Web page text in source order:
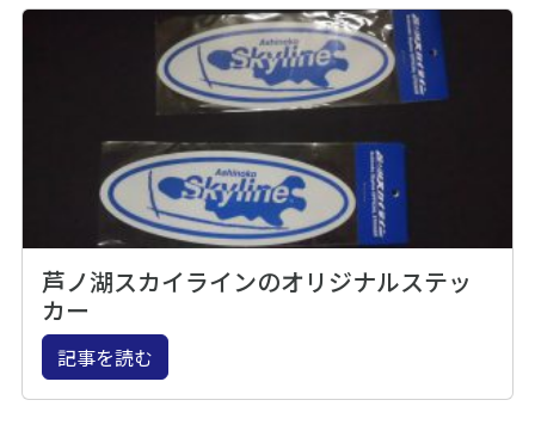
芦ノ湖スカイラインのオリジナルステッ
カー
記事を読む